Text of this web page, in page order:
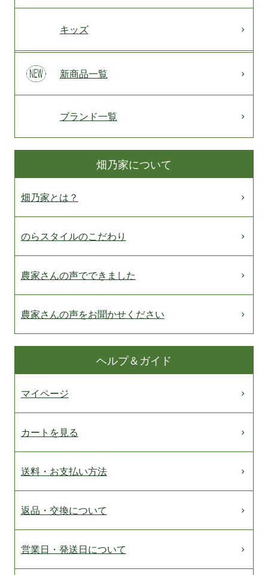
キッズ
新商品一覧
ブランド一覧
畑乃家について
畑乃家とは？
のらスタイルのこだわり
農家さんの声でできました
農家さんの声をお聞かせください
ヘルプ＆ガイド
マイページ
カートを見る
送料・お支払い方法
返品・交換について
営業日・発送日について